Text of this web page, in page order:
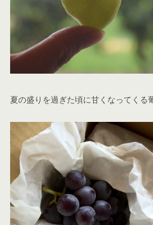
夏の盛りを過ぎた頃に甘くなってくる